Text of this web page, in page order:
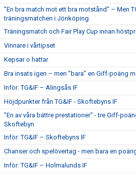
”En bra match mot ett bra motstånd” – Men
träningsmatchen i Jönköping
Träningsmatch och Fair Play Cup innan
Vinnare i vårtipset
Kepsar o hattar
Bra insats igen – men ”bara” en Giff-poäng
Inför: TG&IF – Alingsås IF
Höjdpunkter från TG&IF - Skoftebyns IF
"En av våra bättre prestationer" - tre Giff-
Skoftebyn
Inför: TG&IF – Skoftebyns IF
Chanser och spelövertag - men bara en
Inför: TG&IF – Holmalunds IF